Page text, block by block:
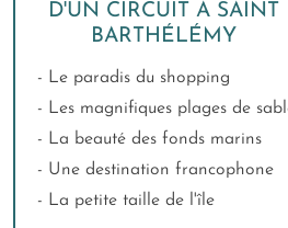
D'UN CIRCUIT À SAINT
BARTHÉLÉMY
- Le paradis du shopping
- Les magnifiques plages de
- La beauté des fonds marins
- Une destination francophone
- La petite taille de l'île